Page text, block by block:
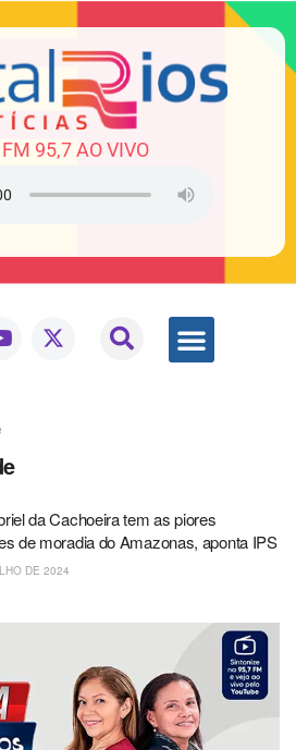
FM 95,7 AO VIVO
da Cachoeira tem as piores
de moradia do Amazonas, aponta IPS
DE 2024